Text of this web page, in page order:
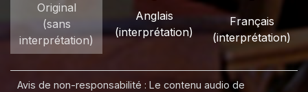
Original
(sans
interprétation)
Anglais
(interprétation)
Français
(interprétation)
Avis de non-responsabilité : Le contenu audio de